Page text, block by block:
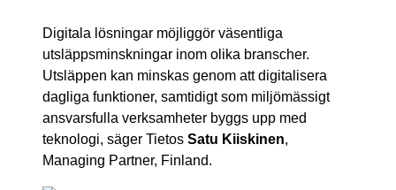
Digitala lösningar möjliggör väsentliga
utsläppsminskningar inom olika branscher.
Utsläppen kan minskas genom att digitalisera
dagliga funktioner, samtidigt som miljömässigt
ansvarsfulla verksamheter byggs upp med
teknologi, säger Tietos Satu Kiiskinen,
Managing Partner, Finland.